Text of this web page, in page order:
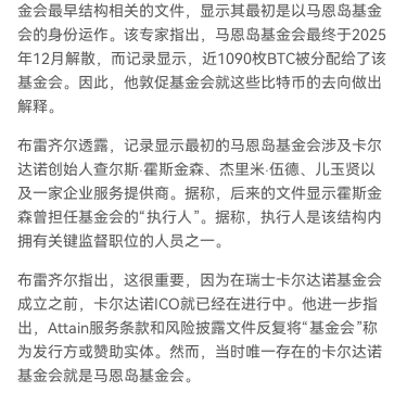
金会最早结构相关的文件，显示其最初是以马恩岛基金
会的身份运作。该专家指出，马恩岛基金会最终于2025
年12月解散，而记录显示，近1090枚BTC被分配给了该
基金会。因此，他敦促基金会就这些比特币的去向做出
解释。
布雷齐尔透露，记录显示最初的马恩岛基金会涉及卡尔
达诺创始人查尔斯·霍斯金森、杰里米·伍德、儿玉贤以
及一家企业服务提供商。据称，后来的文件显示霍斯金
森曾担任基金会的“执行人”。据称，执行人是该结构内
拥有关键监督职位的人员之一。
布雷齐尔指出，这很重要，因为在瑞士卡尔达诺基金会
成立之前， 卡尔达诺ICO就已经在进行中。他进一步指
出，Attain服务条款和风险披露文件反复将“基金会”称
为发行方或赞助实体。然而，当时唯一存在的卡尔达诺
基金会就是马恩岛基金会。